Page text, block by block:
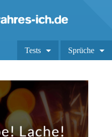
Tests Sprüche